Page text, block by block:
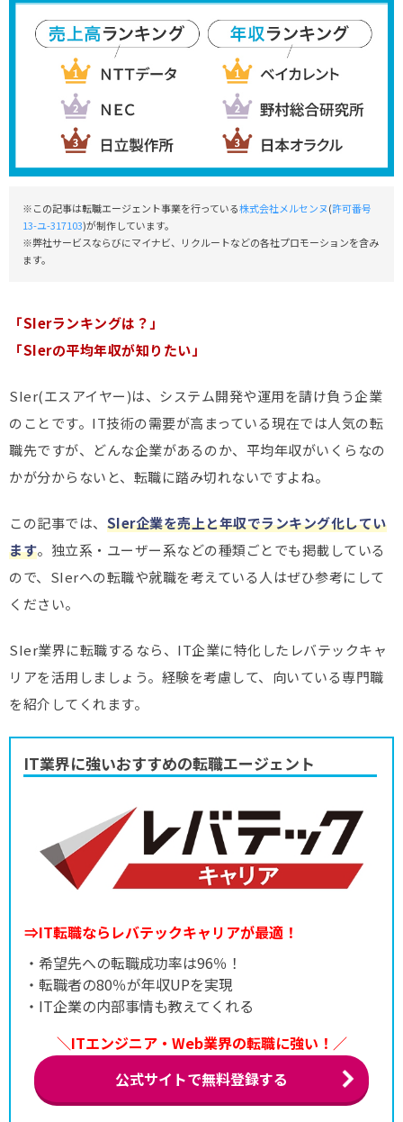
※この記事は転職エージェント事業を行っている株式会社メルセンヌ(許可番号
13-ユ-317103)が制作しています。
※弊社サービスならびにマイナビ、リクルートなどの各社プロモーションを含み
ます。
「SIerランキングは？」
「SIerの平均年収が知りたい」
SIer(エスアイヤー)は、システム開発や運用を請け負う企業
のことです。IT技術の需要が高まっている現在では人気の転
職先ですが、どんな企業があるのか、平均年収がいくらなの
かが分からないと、転職に踏み切れないですよね。
この記事では、 SIer企業を売上と年収でランキング化してい
ます。独立系・ユーザー系などの種類ごとでも掲載している
ので、SIerへの転職や就職を考えている人はぜひ参考にして
ください。
SIer業界に転職するなら、IT企業に特化したレバテックキャ
リアを活用しましょう。経験を考慮して、向いている専門職
を紹介してくれます。
IT業界に強いおすすめの転職エージェント
⇒IT転職ならレバテックキャリアが最適！
・希望先への転職成功率は96％！
・転職者の80％が年収UPを実現
・IT企業の内部事情も教えてくれる
＼ITエンジニア・Web業界の転職に強い！／
公式サイトで無料登録する